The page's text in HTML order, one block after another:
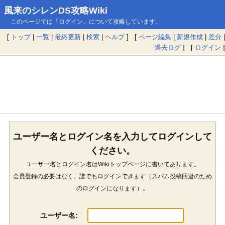
風来のシレンDS攻略Wiki
このページでは「ログイン」について攻略しています。
[ トップ| 一覧 | 最終更新 | 検索 | ヘルプ] [ ページ編集 | 新規作成 | 差分 |
過去ログ ] [ ログイン ]
ユーザー名とログイン名を入力してログインして
ください。
ユーザー名とログイン名はWikiトップページに書いてあります。
会員登録の必要はなく、誰でもログインできます（スパム投稿回避のため
のログインになります）。
ユーザー名: